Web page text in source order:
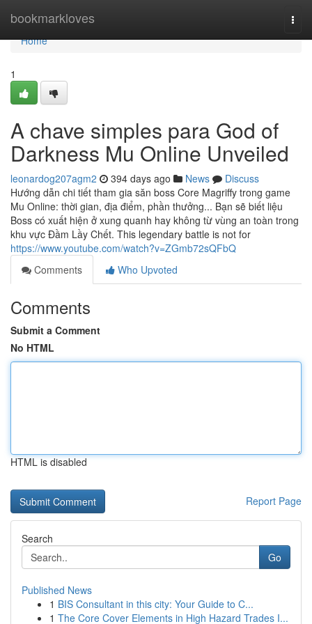
bookmarkloves
Home
Home
1
A chave simples para God of
Darkness Mu Online Unveiled
leonardog207agm2 394 days ago News
Discuss
Hướng dẫn chi tiết tham gia săn boss Core Magriffy trong game
Mu Online: thời gian, địa điểm, phần thưởng... Bạn sẽ biết liệu
Boss có xuất hiện ở xung quanh hay không từ vùng an toàn trong
khu vực Đầm Lầy Chết. This legendary battle is not for
https://www.youtube.com/watch?v=ZGmb72sQFbQ
Comments
Who Upvoted
Comments
Submit a Comment
No HTML
HTML is disabled
Report Page
Search
Go
Published News
1 BIS Consultant in this city: Your Guide to C...
1 The Core Cover Elements in High Hazard Trades I...